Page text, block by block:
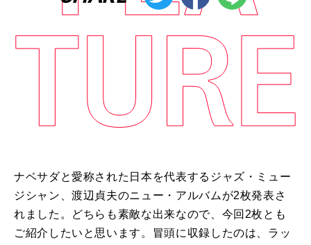
ナベサダと愛称された日本を代表するジャズ・ミュー
ジシャン、渡辺貞夫のニュー・アルバムが2枚発表さ
れました。どちらも素敵な出来なので、今回2枚とも
ご紹介したいと思います。冒頭に収録したのは、ラッ